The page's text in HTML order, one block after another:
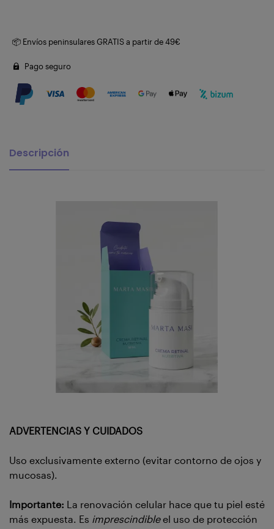
📦 Envíos peninsulares GRATIS a partir de 49€
Pago seguro
Descripción
ADVERTENCIAS Y CUIDADOS
Uso exclusivamente externo (evitar contorno de ojos y
mucosas).
Importante: La renovación celular hace que tu piel esté
más expuesta. Es imprescindibleel uso de protección